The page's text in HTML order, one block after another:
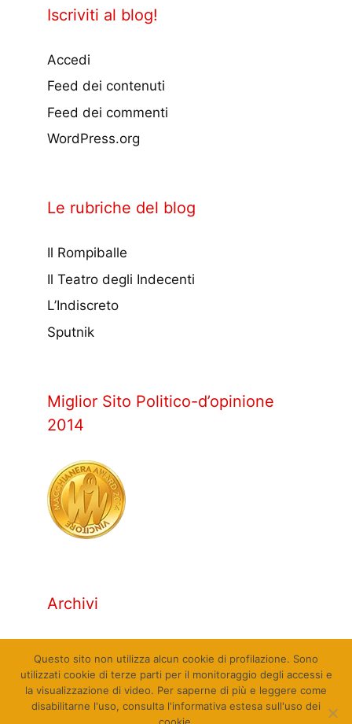
Iscriviti al blog!
Accedi
Feed dei contenuti
Feed dei commenti
WordPress.org
Le rubriche del blog
Il Rompiballe
Il Teatro degli Indecenti
L’Indiscreto
Sputnik
Miglior Sito Politico-d’opinione
2014
Archivi
Questo sito non utilizza alcun cookie di profilazione. Sono
utilizzati cookie di terze parti per il monitoraggio degli accessi e
la visualizzazione di video. Per saperne di più e leggere come
disabilitarne l'uso, consulta l'informativa estesa sull'uso dei